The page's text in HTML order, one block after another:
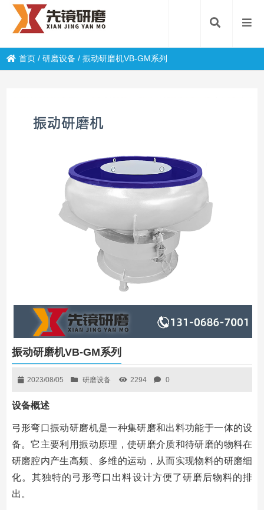
首页 /研磨设备 /振动研磨机VB-GM系列
振动研磨机VB-GM系列
2023/08/05 研磨设备 2294 0
设备概述
弓形弯口振动研磨机是一种集研磨和出料功能于一体的设
备。它主要利用振动原理，使研磨介质和待研磨的物料在
研磨腔内产生高频、多维的运动，从而实现物料的研磨细
化。其独特的弓形弯口出料设计方便了研磨后物料的排
出。